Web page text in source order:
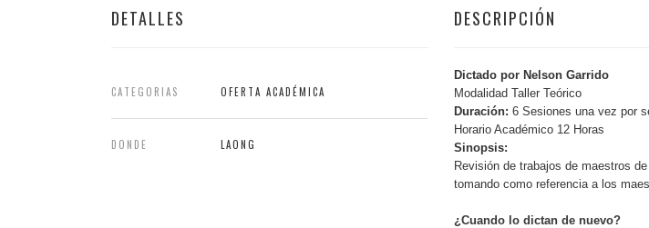
DETALLES
CATEGORIAS OFERTA ACADÉMICA
DONDE LAONG
DESCRIPCIÓN
Dictado por Nelson Garrido
Modalidad Taller Teórico
Duración: 6 Sesiones una vez por
Horario Académico 12 Horas
Sinopsis:
Revisión de trabajos de maestros
tomando como referencia a los
¿Cuando lo dictan de nuevo?